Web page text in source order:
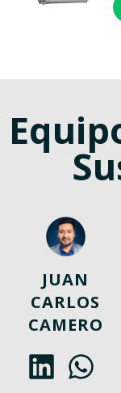
JUAN
CARLOS
CAMERO